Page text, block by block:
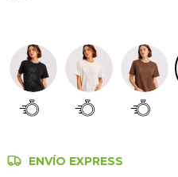
ENVÍO EXPRESS